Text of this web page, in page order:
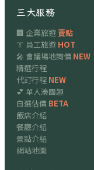
三大服務
🏢 企業旅遊賣點
👔 員工旅遊 HOT
🎤 會議場地詢價 NEW
精選行程
代訂行程 NEW
💕 單人湊團趣
自選估價 BETA
飯店介紹
餐廳介紹
景點介紹
網站地圖